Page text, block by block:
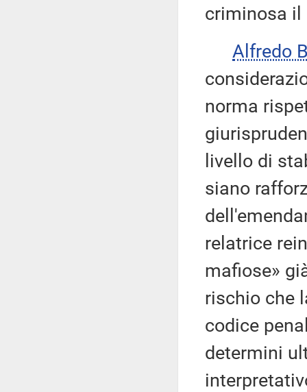
criminosa il
Alfredo
norma
livello di
siano
relatrice
mafiose»
rischio che
codice
determini